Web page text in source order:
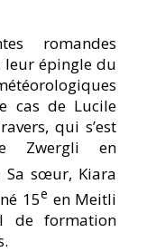
romandes
leur épingle du
cas de Lucile
qui s’est
Zwergli en
Sa sœur, Kiara
15e en Meitli
de formation